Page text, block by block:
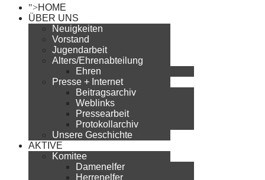
">HOME
ÜBER UNS
Neuigkeiten
Vorstand
Jugendarbeit
Alters/Ehrenabteilung
Ehren
Presse + Internet
Beitragsarchiv
Weblinks
Pressearbeit
Protokollarchiv
Unsere Geschichte
AKTIVE
Komitee
Damenelfer
Herrenelfer